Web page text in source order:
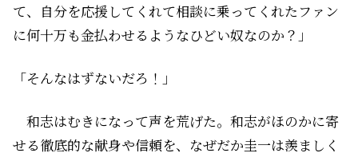
て、自分を応援してくれて相談に乗ってくれたファン
に何十万も金払わせるようなひどい奴なのか？」
「そんなはずないだろ！」
和志はむきになって声を荒げた。和志がほのかに寄
せる徹底的な献身や信頼を、なぜだか圭一は羨ましく